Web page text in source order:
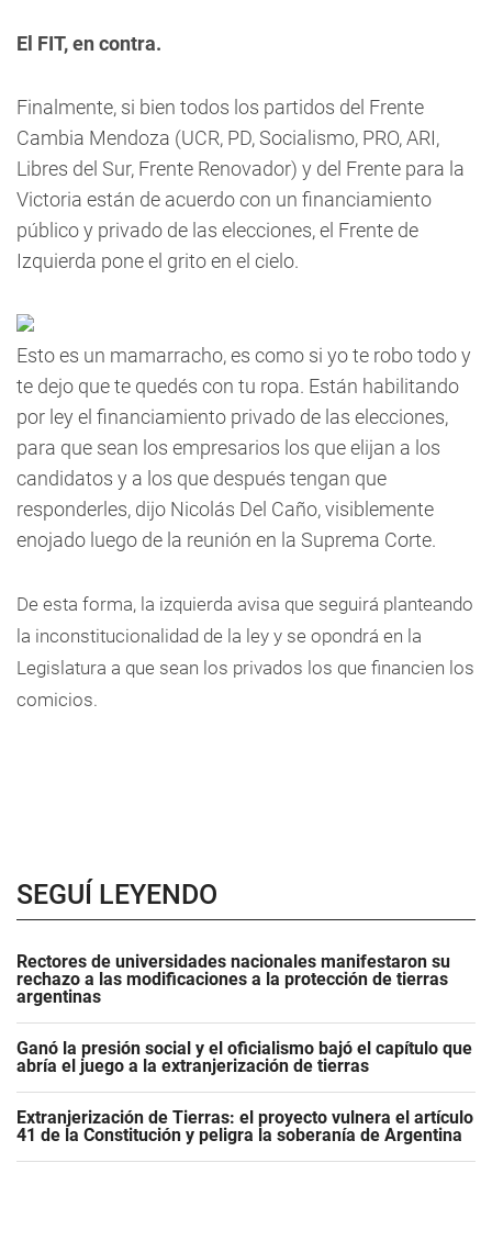
El FIT, en contra.
Finalmente, si bien todos los partidos del Frente
Cambia Mendoza (UCR, PD, Socialismo, PRO, ARI,
Libres del Sur, Frente Renovador) y del Frente para la
Victoria están de acuerdo con un financiamiento
público y privado de las elecciones, el Frente de
Izquierda pone el grito en el cielo.
Esto es un mamarracho, es como si yo te robo todo y
te dejo que te quedés con tu ropa. Están habilitando
por ley el financiamiento privado de las elecciones,
para que sean los empresarios los que elijan a los
candidatos y a los que después tengan que
responderles, dijo Nicolás Del Caño, visiblemente
enojado luego de la reunión en la Suprema Corte.
De esta forma, la izquierda avisa que seguirá planteando
la inconstitucionalidad de la ley y se opondrá en la
Legislatura a que sean los privados los que financien los
comicios.
SEGUÍ LEYENDO
Rectores de universidades nacionales manifestaron su
rechazo a las modificaciones a la protección de tierras
argentinas
Ganó la presión social y el oficialismo bajó el capítulo que
abría el juego a la extranjerización de tierras
Extranjerización de Tierras: el proyecto vulnera el artículo
41 de la Constitución y peligra la soberanía de Argentina